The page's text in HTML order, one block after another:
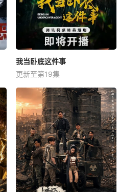
我当卧底这件事
更新至第19集